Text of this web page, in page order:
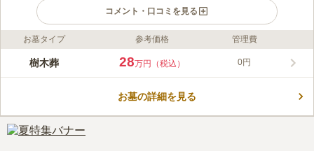
コメント・口コミを見る
ライフドット編集部のコメント
甲斐市万才の墓苑では、管理費不要で永代にわたり供養される樹
おり、経済的な負担を軽減します。また、甲府昭和インターから
な立地です。
口コミ評価
お墓タイプ 参考価格 管理費
樹木葬 28万円（税込） 0円
お墓の詳細を見る